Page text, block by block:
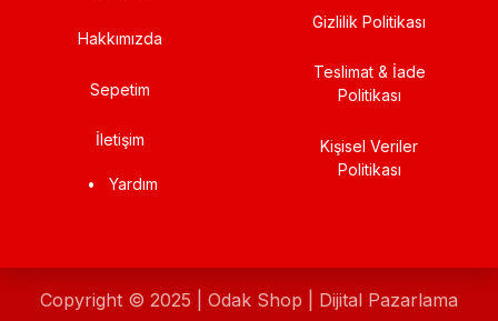
Hakkımızda
Sepetim
İletişim
• Yardım
Gizlilik Politikası
Teslimat & İade
Politikası
Kişisel Veriler
Politikası
Copyright © 2025 | Odak Shop | Dijital Pazarlama